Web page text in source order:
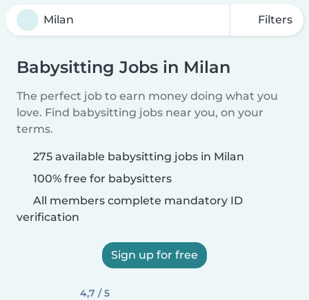
Filters
Babysitting Jobs in Milan
The perfect job to earn money doing what you
love. Find babysitting jobs near you, on your
terms.
275 available babysitting jobs in Milan
100% free for babysitters
All members complete mandatory ID
verification
Sign up for free
4,7 / 5